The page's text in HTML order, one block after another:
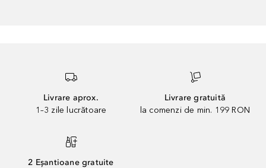
Livrare aprox.
1–3 zile lucrătoare
Livrare gratuită
la comenzi de min. 199 RON
2 Eșantioane gratuite